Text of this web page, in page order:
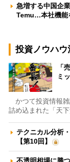
急増する中国企
Temu…本社機能
投資ノウハウ
「
ミ
かつて投資情報雑
詰め込まれた「天
テクニカル分析
【第10回】